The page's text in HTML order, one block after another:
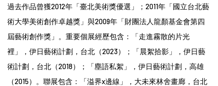
過去作品曾獲2012年「臺北美術獎優選」；2011年「國立台北藝
術大學美術創作卓越獎」與2009年「財團法人龍顏基金會第四
屆藝術創作獎」。重要個展經歷包含：
「走進霧散的片光
裡 」，伊日藝術計劃，台北（2023）；
「晨絮拾影」，伊日藝
術計劃，台北（2018）；「塵語私絮」，伊日藝術計劃，高雄
（2015）。聯展包含：「溢界x邊線」，大未來林舍畫廊，台北